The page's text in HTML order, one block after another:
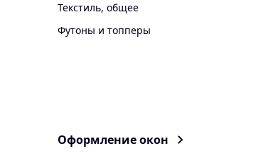
Текстиль, общее
Футоны и топперы
Оформление окон